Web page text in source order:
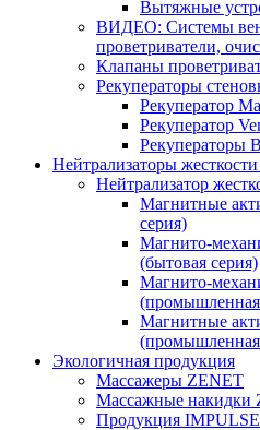
Вытяжные
ВИДЕО: Системы
проветриватели,
Клапаны
Рекуператоры
Рекуператор
Рекуператор
Рекуператоры
Нейтрализаторы
Нейтрализатор
Магнитные
серия)
Магнито-
(бытовая серия)
Магнито-
(промышленная
Магнитные
(промышленная
Экологичная продукция
Массажеры ZENET
Массажные накидки
Продукция IMPULSE